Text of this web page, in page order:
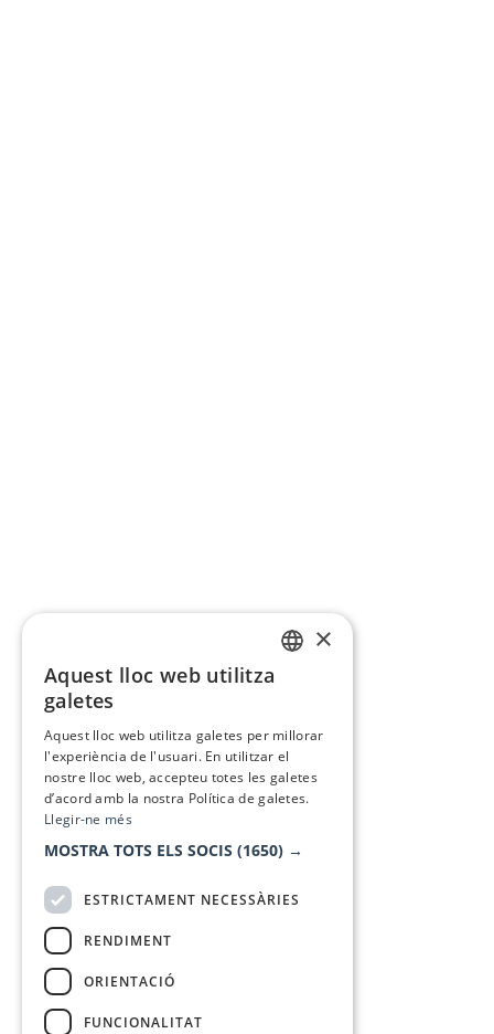
×
Aquest lloc web utilitza
galetes
Aquest lloc web utilitza galetes per millorar
l'experiència de l'usuari. En utilitzar el
nostre lloc web, accepteu totes les galetes
d’acord amb la nostra Política de galetes.
Llegir-ne més
MOSTRA TOTS ELS SOCIS (1650) →
ESTRICTAMENT NECESSÀRIES
RENDIMENT
ORIENTACIÓ
FUNCIONALITAT